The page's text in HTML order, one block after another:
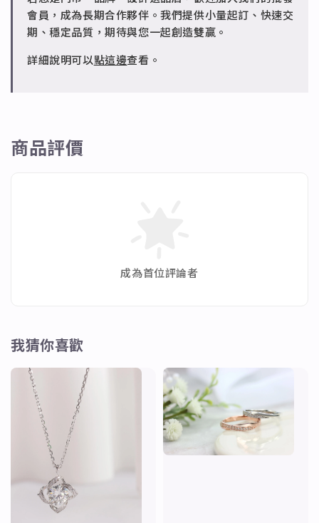
✻ 批發會員
請聯繫 LINE 客服 @jfq1926j 協助處理。
會員，成為長期合作夥伴。我們提供小量起訂、快速交
期、穩定品質，期待與您一起創造雙贏。
詳細說明可以點這邊查看。
商品評價
成為首位評論者
我猜你喜歡